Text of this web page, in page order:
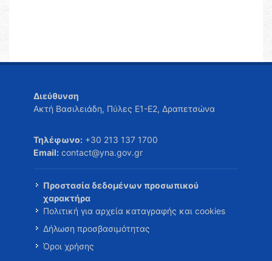
Διεύθυνση
Ακτή Βασιλειάδη, Πύλες Ε1-Ε2, Δραπετσώνα
Τηλέφωνο: +30 213 137 1700
Email: contact@yna.gov.gr
Προστασία δεδομένων προσωπικού
χαρακτήρα
Πολιτική για αρχεία καταγραφής και cookies
Δήλωση προσβασιμότητας
Όροι χρήσης